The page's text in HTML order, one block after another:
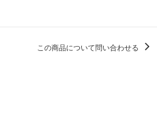
この商品について問い合わせる